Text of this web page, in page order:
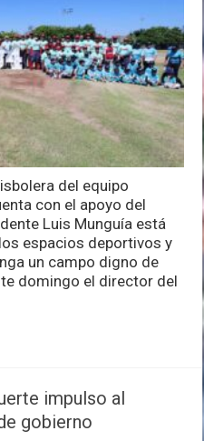
con
del equipo
con el apoyo del
Luis Munguía está
espacios deportivos y
un campo digno de
domingo el director del
impulso al
gobierno